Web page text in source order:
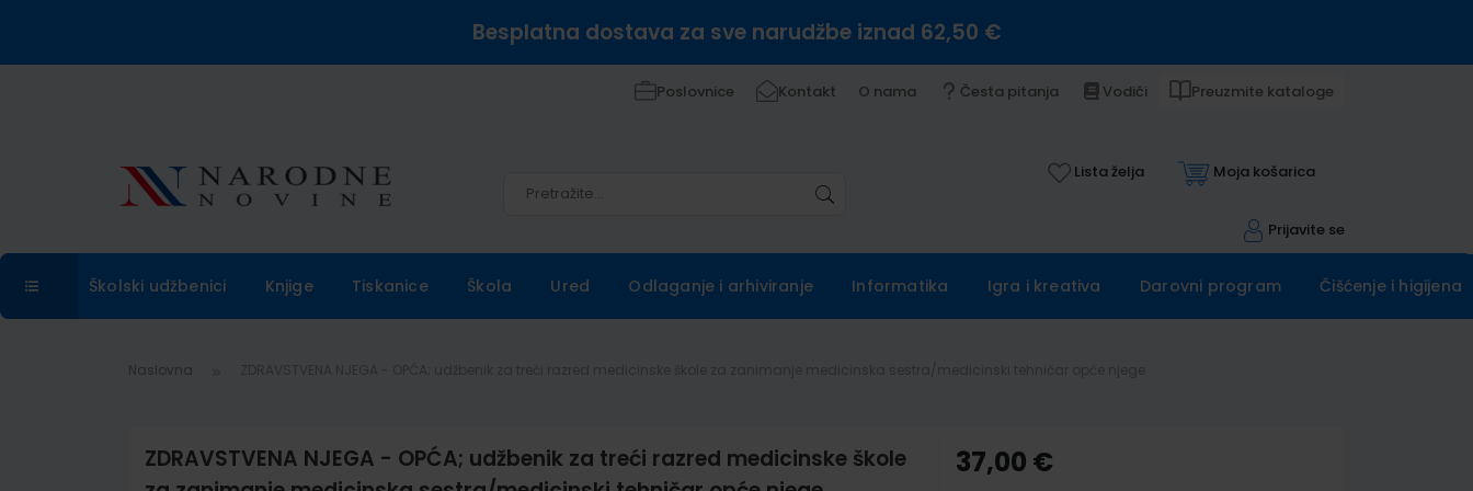
Besplatna dostava za sve narudžbe iznad 62,50 €
Poslovnice Kontakt O nama Česta pitanja Vodiči Preuzmite kataloge
Lista želja Moja košarica
Prijavite se
Školski udžbenici Knjige Tiskanice Škola Ured Odlaganje i arhiviranje Informatika Igra i kreativa Darovni program Čišćenje i higijena
Naslovna
ZDRAVSTVENA NJEGA - OPĆA; udžbenik za treći razred medicinske škole
37,00 €